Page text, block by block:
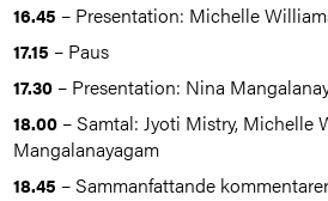
16.45 – Presentation: Michelle
17.15 – Paus
17.30 – Presentation: Nina
18.00 – Samtal: Jyoti Mistry, Michelle
Mangalanayagam
18.45 – Sammanfattande